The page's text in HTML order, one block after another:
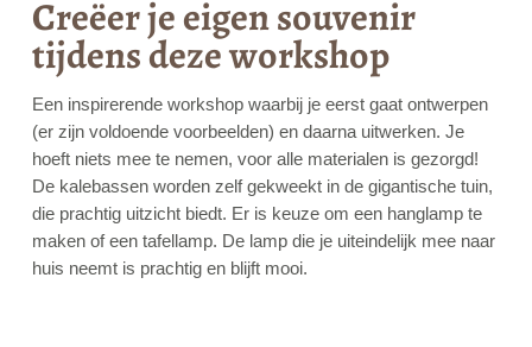
Creëer je eigen souvenir
tijdens deze workshop
Een inspirerende workshop waarbij je eerst gaat ontwerpen
(er zijn voldoende voorbeelden) en daarna uitwerken. Je
hoeft niets mee te nemen, voor alle materialen is gezorgd!
De kalebassen worden zelf gekweekt in de gigantische tuin,
die prachtig uitzicht biedt. Er is keuze om een hanglamp te
maken of een tafellamp. De lamp die je uiteindelijk mee naar
huis neemt is prachtig en blijft mooi.